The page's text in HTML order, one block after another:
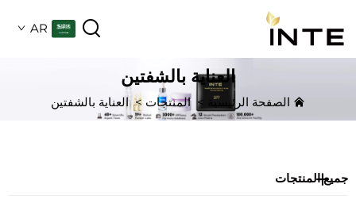
AR
العناية بالشفتين
الصفحة الرئيسية >المنتجات >العناية بالشفتين
جميع المنتجات